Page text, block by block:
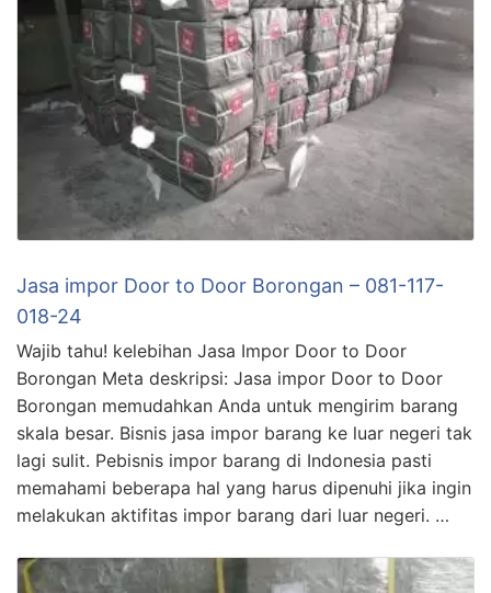
Jasa impor Door to Door Borongan – 081-117-
018-24
Wajib tahu! kelebihan Jasa Impor Door to Door
Borongan Meta deskripsi: Jasa impor Door to Door
Borongan memudahkan Anda untuk mengirim barang
skala besar. Bisnis jasa impor barang ke luar negeri tak
lagi sulit. Pebisnis impor barang di Indonesia pasti
memahami beberapa hal yang harus dipenuhi jika ingin
melakukan aktifitas impor barang dari luar negeri. …